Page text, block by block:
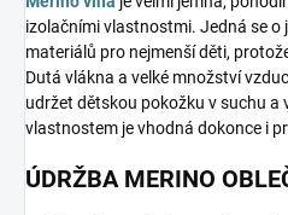
izolačními vlastnostmi. Jedná se o
materiálů pro nejmenší děti,
Dutá vlákna a velké množství
udržet dětskou pokožku v suchu a
vlastnostem je vhodná dokonce i
ÚDRŽBA MERINO